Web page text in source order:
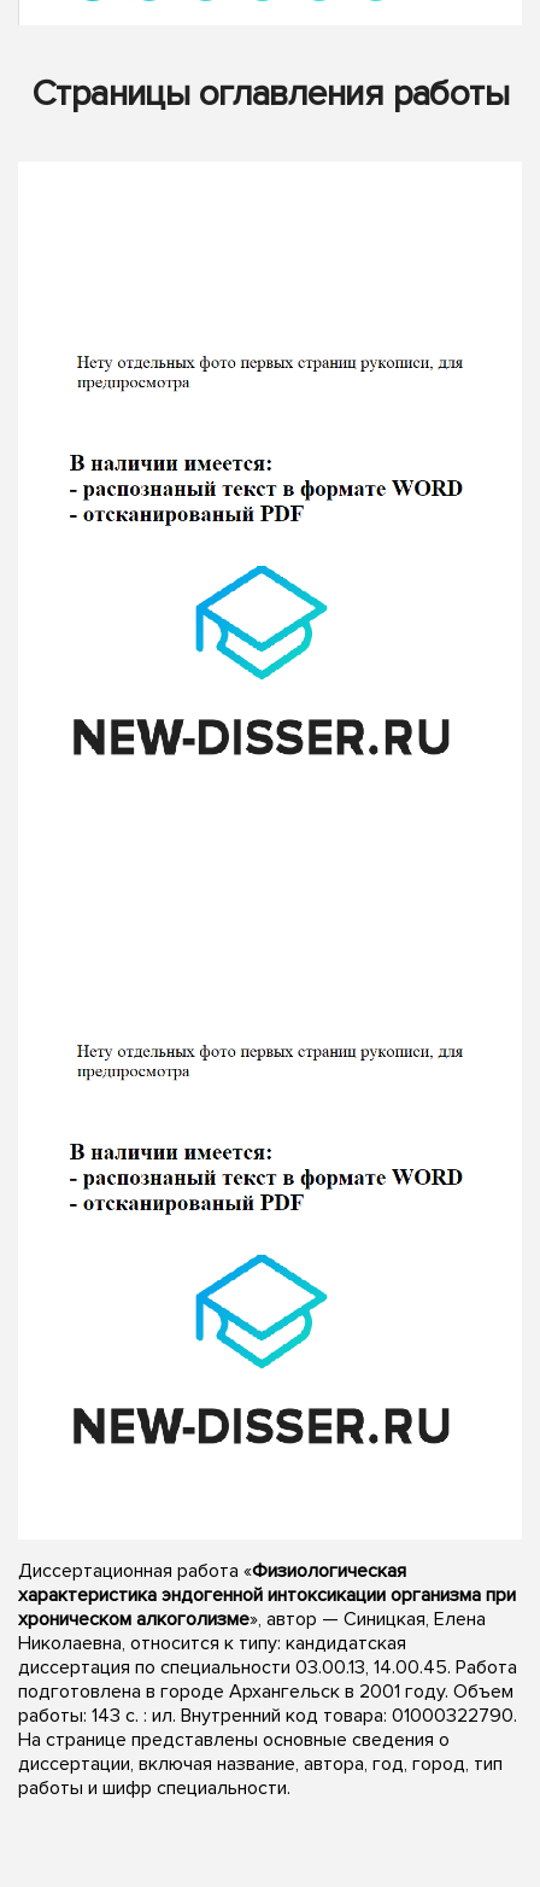
Страницы оглавления работы
Диссертационная работа «Физиологическая
характеристика эндогенной интоксикации организма при
хроническом алкоголизме», автор — Синицкая, Елена
Николаевна, относится к типу: кандидатская
диссертация по специальности 03.00.13, 14.00.45. Работа
подготовлена в городе Архангельск в 2001 году. Объем
работы: 143 с. : ил. Внутренний код товара: 01000322790.
На странице представлены основные сведения о
диссертации, включая название, автора, год, город, тип
работы и шифр специальности.